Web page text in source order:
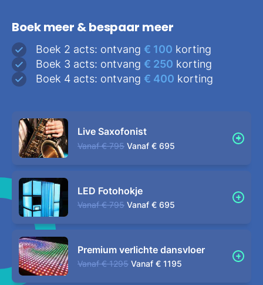
Boek meer & bespaar meer
Boek 2 acts: ontvang € 100 korting
Boek 3 acts: ontvang € 250 korting
Boek 4 acts: ontvang € 400 korting
Live Saxofonist
Vanaf € 795 Vanaf € 695
LED Fotohokje
Vanaf € 795 Vanaf € 695
Premium verlichte dansvloer
Vanaf € 1295 Vanaf € 1195